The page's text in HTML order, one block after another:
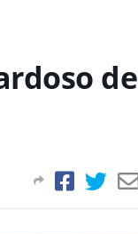
de